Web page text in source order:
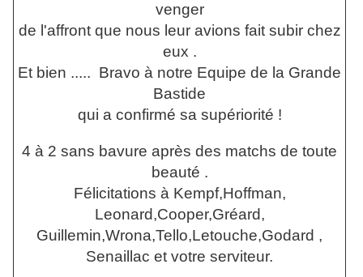
venger
de l'affront que nous leur avions fait subir chez
eux .
Et bien ..... Bravo à notre Equipe de la Grande
Bastide
qui a confirmé sa supériorité !
4 à 2 sans bavure après des matchs de toute
beauté .
Félicitations à Kempf,Hoffman,
Leonard,Cooper,Gréard,
Guillemin,Wrona,Tello,Letouche,Godard ,
Senaillac et votre serviteur.